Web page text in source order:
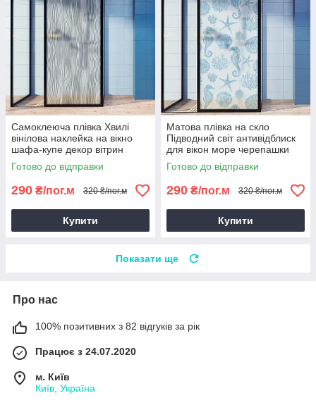
Самоклеюча плівка Хвилі
вінілова наклейка на вікно
шафа-купе декор вітрин
перегородок лінії 1 пог.м
Готово до відправки
290 ₴/пог.м 320 ₴/пог.м
Купити
Матова плівка на скло
Підводний світ антивідблиск
для вікон море черепашки
морський коник 1 пог.м
Готово до відправки
290 ₴/пог.м 320 ₴/пог.м
Купити
Показати ще
Про нас
100% позитивних з 82 відгуків за рік
Працює з 24.07.2020
м. Київ
Київ, Україна